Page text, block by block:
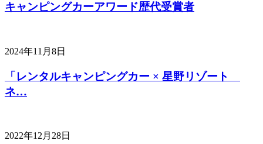
キャンピングカーアワード歴代受賞者
2024年11月8日
「レンタルキャンピングカー × 星野リゾート
ネ…
2022年12月28日